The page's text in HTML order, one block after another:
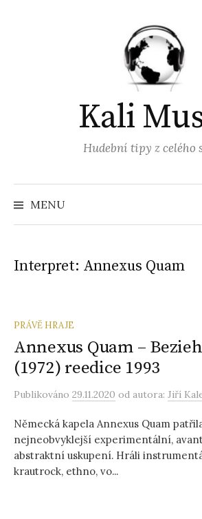
Kali
Hudební tipy z celého
MENU
Interpret: Annexus Quam ‎
PRÁVĚ HRAJE
Annexus Quam ‎–
(1972) reedice 1993
Publikováno 29.11.2020 od autora: Jiří
Německá kapela Annexus Quam
nejneobvyklejší experimentální,
abstraktní uskupení. Hráli
krautrock, ethno, vo...